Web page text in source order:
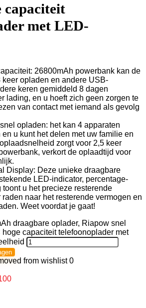
capaciteit
met LED-
26800mAh powerbank kan de
keer opladen en andere USB-
keren gemiddeld 8 dagen
lading, en u hoeft zich geen zorgen te
van contact met iemand als gevolg
opladen: het kan 4 apparaten
u kunt het delen met uw familie en
zorgt voor 2,5 keer
verkort de oplaadtijd voor
Display: Deze unieke draagbare
LED-indicator, percentage-
u het precieze resterende
naar het resterende vermogen en
Weet voordat je gaat!
draagbare oplader, Riapow snel
capaciteit telefoonoplader met
from wishlist 0